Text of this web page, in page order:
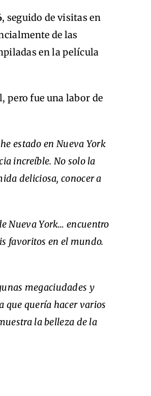
, seguido de visitas en
de las
en la película
pero fue una labor de
estado en Nueva York
increíble. No solo la
deliciosa, conocer a
Nueva York… encuentro
favoritos en el mundo.
megaciudades y
que quería hacer varios
la belleza de la